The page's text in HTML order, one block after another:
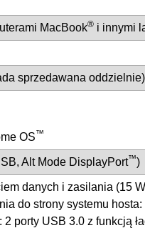
MacBook® i innymi
sprzedawana oddzielnie)
OS™
Alt Mode DisplayPort™)
danych i zasilania (15
do strony systemu
2 porty USB 3.0 z funkcją